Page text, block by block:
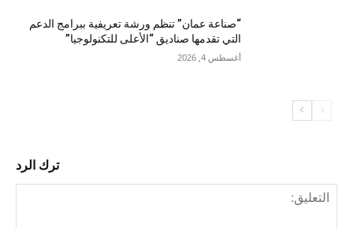
“صناعة عمان” تنظم ورشة تعريفية ببرامج الدعم
التي تقدمها صناديق “الأعلى للتكنولوجيا”
أغسطس 4, 2026
ترك الرد